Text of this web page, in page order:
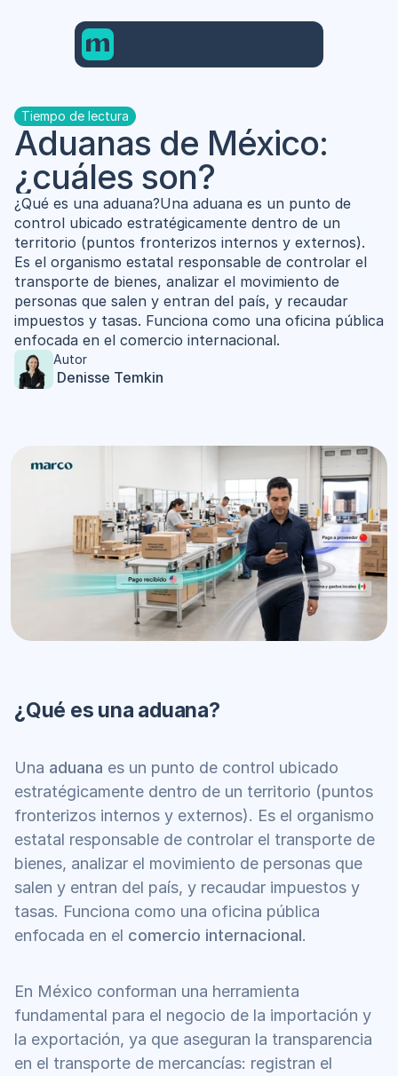
Tiempo de lectura
Aduanas de México:
¿cuáles son?
¿Qué es una aduana?Una aduana es un punto de
control ubicado estratégicamente dentro de un
territorio (puntos fronterizos internos y externos).
Es el organismo estatal responsable de controlar el
transporte de bienes, analizar el movimiento de
personas que salen y entran del país, y recaudar
impuestos y tasas. Funciona como una oficina pública
enfocada en el comercio internacional.
Autor
Denisse Temkin
¿Qué es una aduana?
Una aduana es un punto de control ubicado
estratégicamente dentro de un territorio (puntos
fronterizos internos y externos). Es el organismo
estatal responsable de controlar el transporte de
bienes, analizar el movimiento de personas que
salen y entran del país, y recaudar impuestos y
tasas. Funciona como una oficina pública
enfocada en el comercio internacional.
En México conforman una herramienta
fundamental para el negocio de la importación y
la exportación, ya que aseguran la transparencia
en el transporte de mercancías: registran el